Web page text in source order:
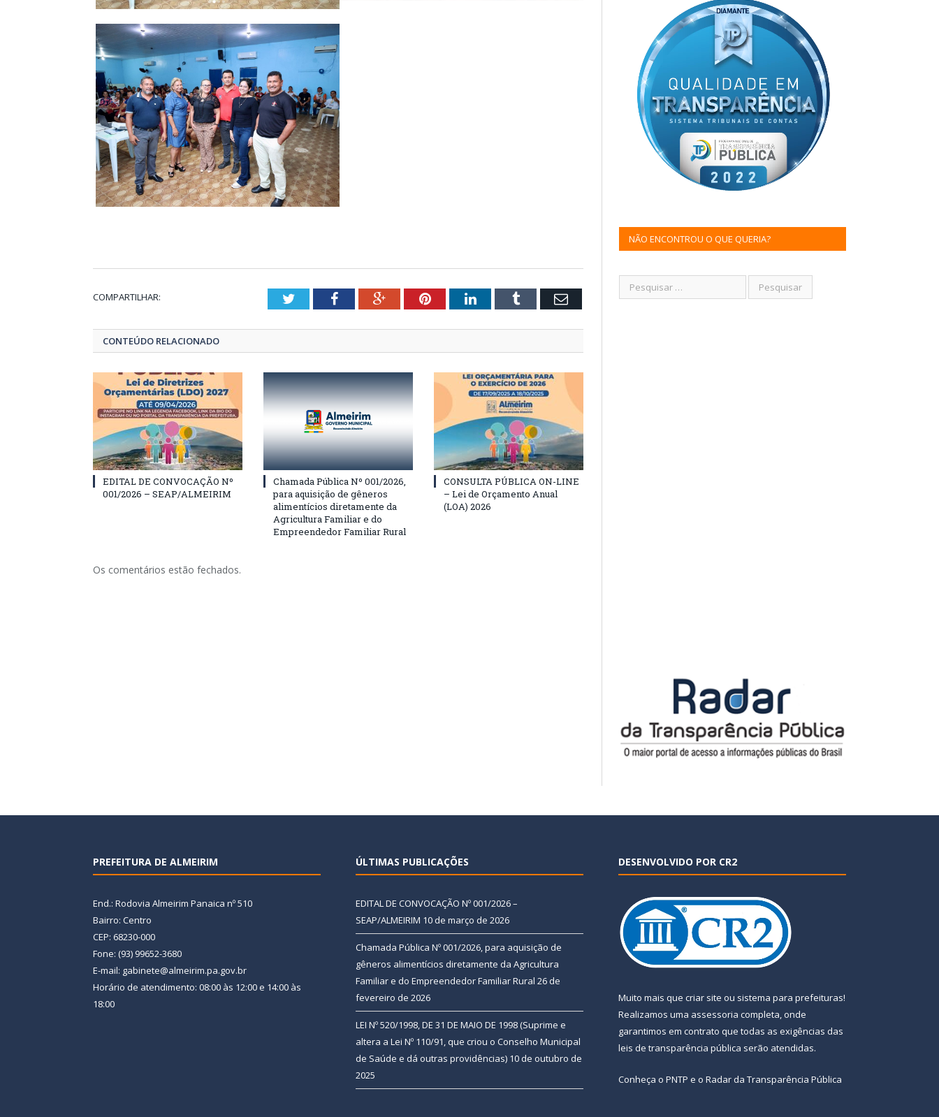
COMPARTILHAR: TwitterFacebookGoogle+PinterestLinkedInTumblr Email
CONTEÚDO RELACIONADO
EDITAL DE CONVOCAÇÃO Nº
001/2026 – SEAP/ALMEIRIM
Chamada Pública Nº 001/2026,
para aquisição de gêneros
alimentícios diretamente da
Agricultura Familiar e do
Empreendedor Familiar Rural
CONSULTA PÚBLICA ON-LINE
– Lei de Orçamento Anual
(LOA) 2026
Os comentários estão fechados.
NÃO ENCONTROU O QUE QUERIA?
PREFEITURA DE ALMEIRIM
End.: Rodovia Almeirim Panaica nº 510
Bairro: Centro
CEP: 68230-000
Fone: (93) 99652-3680
E-mail: gabinete@almeirim.pa.gov.br
Horário de atendimento: 08:00 às 12:00 e 14:00 às
18:00
ÚLTIMAS PUBLICAÇÕES
EDITAL DE CONVOCAÇÃO Nº 001/2026 –
SEAP/ALMEIRIM 10 de março de 2026
Chamada Pública Nº 001/2026, para aquisição de
gêneros alimentícios diretamente da Agricultura
Familiar e do Empreendedor Familiar Rural 26 de
fevereiro de 2026
LEI Nº 520/1998, DE 31 DE MAIO DE 1998 (Suprime e
altera a Lei Nº 110/91, que criou o Conselho Municipal
de Saúde e dá outras providências) 10 de outubro de
2025
DESENVOLVIDO POR CR2
Muito mais que criar site ou sistema para prefeituras!
Realizamos uma assessoria completa, onde
garantimos em contrato que todas as exigências das
leis de transparência pública serão atendidas.
Conheça o PNTP e o Radar da Transparência Pública